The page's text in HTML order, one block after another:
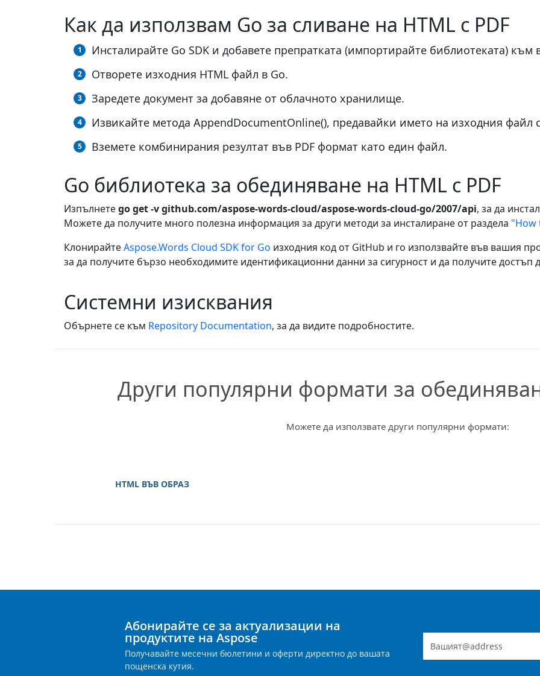
Как да използвам Go за сливане на HTML с PDF
Инсталирайте Go SDK и добавете препратката (импортирайте библиотеката) към
Отворете изходния HTML файл в Go.
Заредете документ за добавяне от облачното хранилище.
Извикайте метода AppendDocumentOnline(), предавайки името на изходния
Вземете комбинирания резултат във PDF формат като един файл.
Go библиотека за обединяване на HTML с PDF
Изпълнетеgo get -v github.com/aspose-words-cloud/aspose-words-cloud-go/2007/api, за да
Можете да получите много полезна информация за други методи за инсталиране от раздела "How
КлонирайтеAspose.Words Cloud SDK for Go изходния код от GitHub и го използвайте във вашия
за да получите бързо необходимите идентификационни данни за сигурност и да получите достъп
Системни изисквания
Обърнете се към Repository Documentation, за да видите подробностите.
Други популярни формати за
Можете да използвате други популярни формати:
HTML ВЪВ ОБРАЗ
Абонирайте се за актуализации на
продуктите на Aspose
Получавайте месечни бюлетини и оферти директно до вашата
пощенска кутия.